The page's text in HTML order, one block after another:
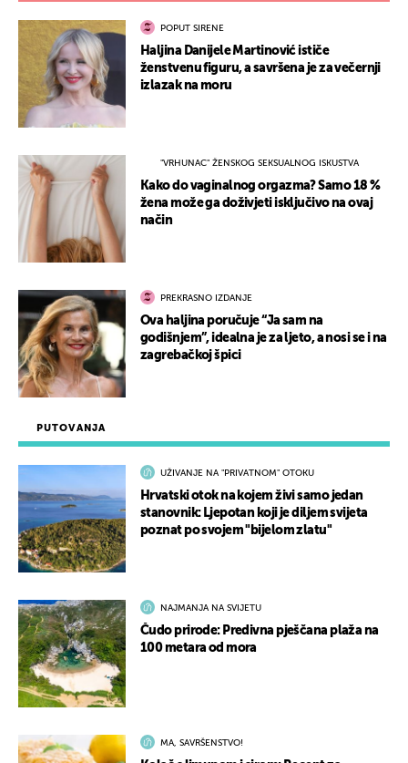
PUTOVANJA
UŽIVANJE NA "PRIVATNOM" OTOKU
Hrvatski otok na kojem živi samo jedan
stanovnik: Ljepotan koji je diljem svijeta
poznat po svojem "bijelom zlatu"
NAJMANJA NA SVIJETU
Čudo prirode: Predivna pješčana plaža na
100 metara od mora
MA, SAVRŠENSTVO!
POPUT SIRENE
Haljina Danijele Martinović ističe
ženstvenu figuru, a savršena je za večernji
izlazak na moru
"VRHUNAC" ŽENSKOG SEKSUALNOG ISKUSTVA
Kako do vaginalnog orgazma? Samo 18 %
žena može ga doživjeti isključivo na ovaj
način
PREKRASNO IZDANJE
Ova haljina poručuje “Ja sam na
godišnjem”, idealna je za ljeto, a nosi se i na
zagrebačkoj špici